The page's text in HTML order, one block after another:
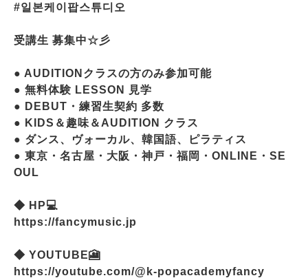
#일본케이팝스튜디오
受講生 募集中☆彡
● AUDITIONクラスの方のみ参加可能
● 無料体験 LESSON 見学
● DEBUT・練習生契約 多数
● KIDS＆趣味＆AUDITION クラス
● ダンス、ヴォーカル、韓国語、ピラティス
● 東京・名古屋・大阪・神戸・福岡・ONLINE・SE
OUL
◆ HP💻
https://fancymusic.jp
◆ YOUTUBE🎦
https://youtube.com/@k-popacademyfancy